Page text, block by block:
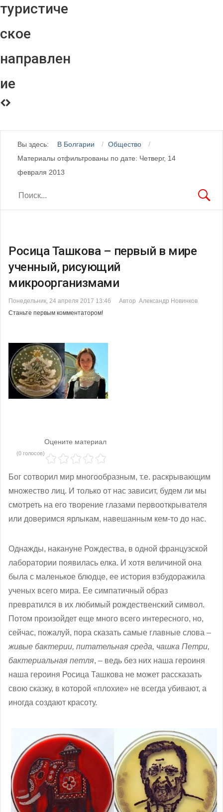
туристиче
ское
направлен
ие
Вы здесь: В Болгарии
Общество
Материалы отфильтрованы по дате: Четверг, 14
февраля 2013
Росица Ташкова – первый в мире
ученный, рисующий
микроорганизмами
Понедельник, 24 апреля 2017 13:46
Автор Александр Новинков
Станьте первым комментатором!
Оцените материал
(0 голосов)
Бог сотворил мир многообразным, т.е. раскрывающим
множество лиц. И только от нас зависит, будем ли мы
смотреть на его творение глазами первооткрывателя
или доверимся ярлыкам, навешанным кем-то до нас.
Однажды, накануне Рождества, в одной французской
лаборатории появилась елка. И хотя величиной она
была с маленькое блюдце, ее история взбудоражила
ученых всего мира. Ее симпатичный образ
превратился в их любимый рождественский символ.
Потом произойдет еще много всего интересного, но,
сейчас, пожалуй, пора сказать самые главные слова –
живые бактерии, питательная среда, чашка Петри,
бактериальная петля, – ведь без них наша героиня
наша героиня Росица Ташкова не может рассказать
свою сказку, в которой «плохие» не всегда убивают, а
иногда создают красоту.